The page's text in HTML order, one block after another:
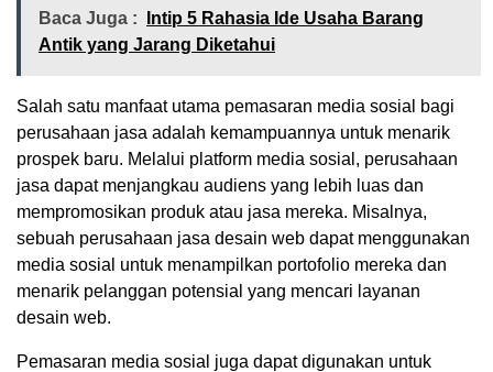
Baca Juga :
Intip 5 Rahasia Ide Usaha Barang
Antik yang Jarang Diketahui
Salah satu manfaat utama pemasaran media sosial bagi
perusahaan jasa adalah kemampuannya untuk menarik
prospek baru. Melalui platform media sosial, perusahaan
jasa dapat menjangkau audiens yang lebih luas dan
mempromosikan produk atau jasa mereka. Misalnya,
sebuah perusahaan jasa desain web dapat menggunakan
media sosial untuk menampilkan portofolio mereka dan
menarik pelanggan potensial yang mencari layanan
desain web.
Pemasaran media sosial juga dapat digunakan untuk